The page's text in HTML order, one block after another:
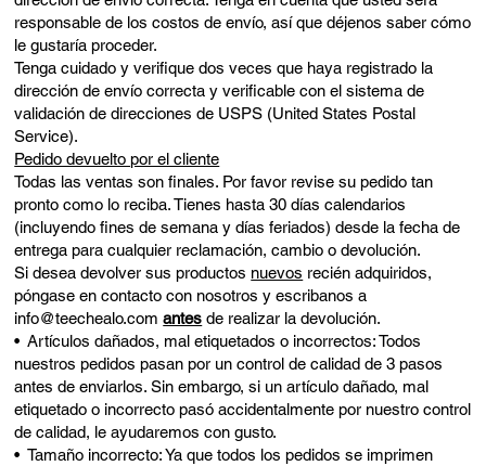
responsable de los costos de envío, así que déjenos saber cómo
le gustaría proceder.
Tenga cuidado y verifique dos veces que haya registrado la
dirección de envío correcta y verificable con el sistema de
validación de direcciones de USPS (United States Postal
Service).
Pedido devuelto por el cliente
Todas las ventas son finales. Por favor revise su pedido tan
pronto como lo reciba. Tienes hasta 30 días calendarios
(incluyendo fines de semana y días feriados) desde la fecha de
entrega para cualquier reclamación, cambio o devolución.
Si desea devolver sus productos nuevos recién adquiridos,
póngase en contacto con nosotros y escribanos a
info@teechealo.com antes de realizar la devolución.
• Artículos dañados, mal etiquetados o incorrectos: Todos
nuestros pedidos pasan por un control de calidad de 3 pasos
antes de enviarlos. Sin embargo, si un artículo dañado, mal
etiquetado o incorrecto pasó accidentalmente por nuestro control
de calidad, le ayudaremos con gusto.
• Tamaño incorrecto: Ya que todos los pedidos se imprimen